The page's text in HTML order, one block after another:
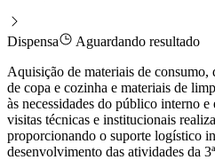
Dispensa
Aguardando resultado
Aquisição de materiais de consumo,
de copa e cozinha e materiais de
às necessidades do público interno
visitas técnicas e institucionais
proporcionando o suporte logístico
desenvolvimento das atividades da